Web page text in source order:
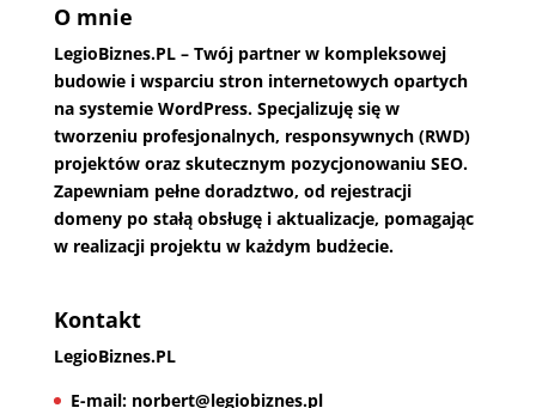
O mnie
LegioBiznes.PL– Twój partner w kompleksowej
budowie i wsparciu stron internetowych opartych
na systemie WordPress. Specjalizuję się w
tworzeniu profesjonalnych, responsywnych (RWD)
projektów oraz skutecznym pozycjonowaniu SEO.
Zapewniam pełne doradztwo, od rejestracji
domeny po stałą obsługę i aktualizacje, pomagając
w realizacji projektu w każdym budżecie.
Kontakt
LegioBiznes.PL
E-mail:norbert@legiobiznes.pl